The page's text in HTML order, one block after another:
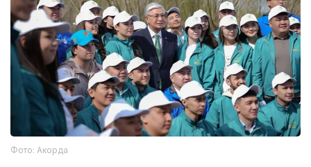
Фото: Акорда